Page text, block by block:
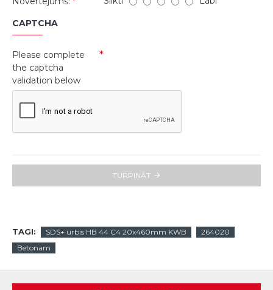
CAPTCHA
Please complete
the captcha
validation below
TURPINĀT
TAGI: SDS+ urbis HB 44 C4 20x460mm KWB
264020
Betonam